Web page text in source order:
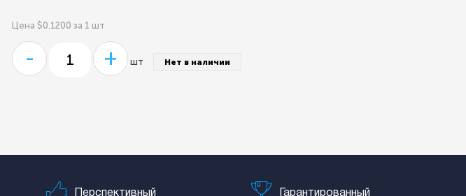
Цена $0.1200 за 1 шт
- + шт Нет в наличии
Перспективный Гарантированный